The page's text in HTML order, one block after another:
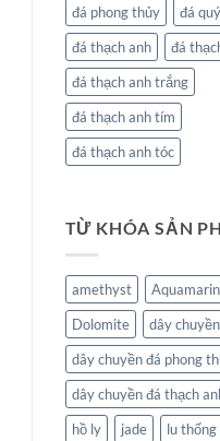
đá phong thủy
đá quý
đá thạch anh
đá
đá thạch anh trắng
đá thạch anh tím
đá thạch anh tóc
TỪ KHÓA SẢN
amethyst
Dolomite
dây chuyền
dây chuyền đá phong
dây chuyền đá thạch
hồ ly
jade
lu thống